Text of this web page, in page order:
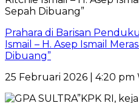
Prahara di Barisan
Ismail – H. Asep Ismail
Dibuang”
25 Februari 2026 | 4:20 pm